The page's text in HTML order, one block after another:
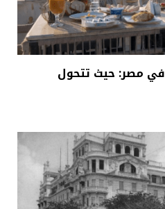
أفضل Boutique Hotels في مصر: حيث تتحول